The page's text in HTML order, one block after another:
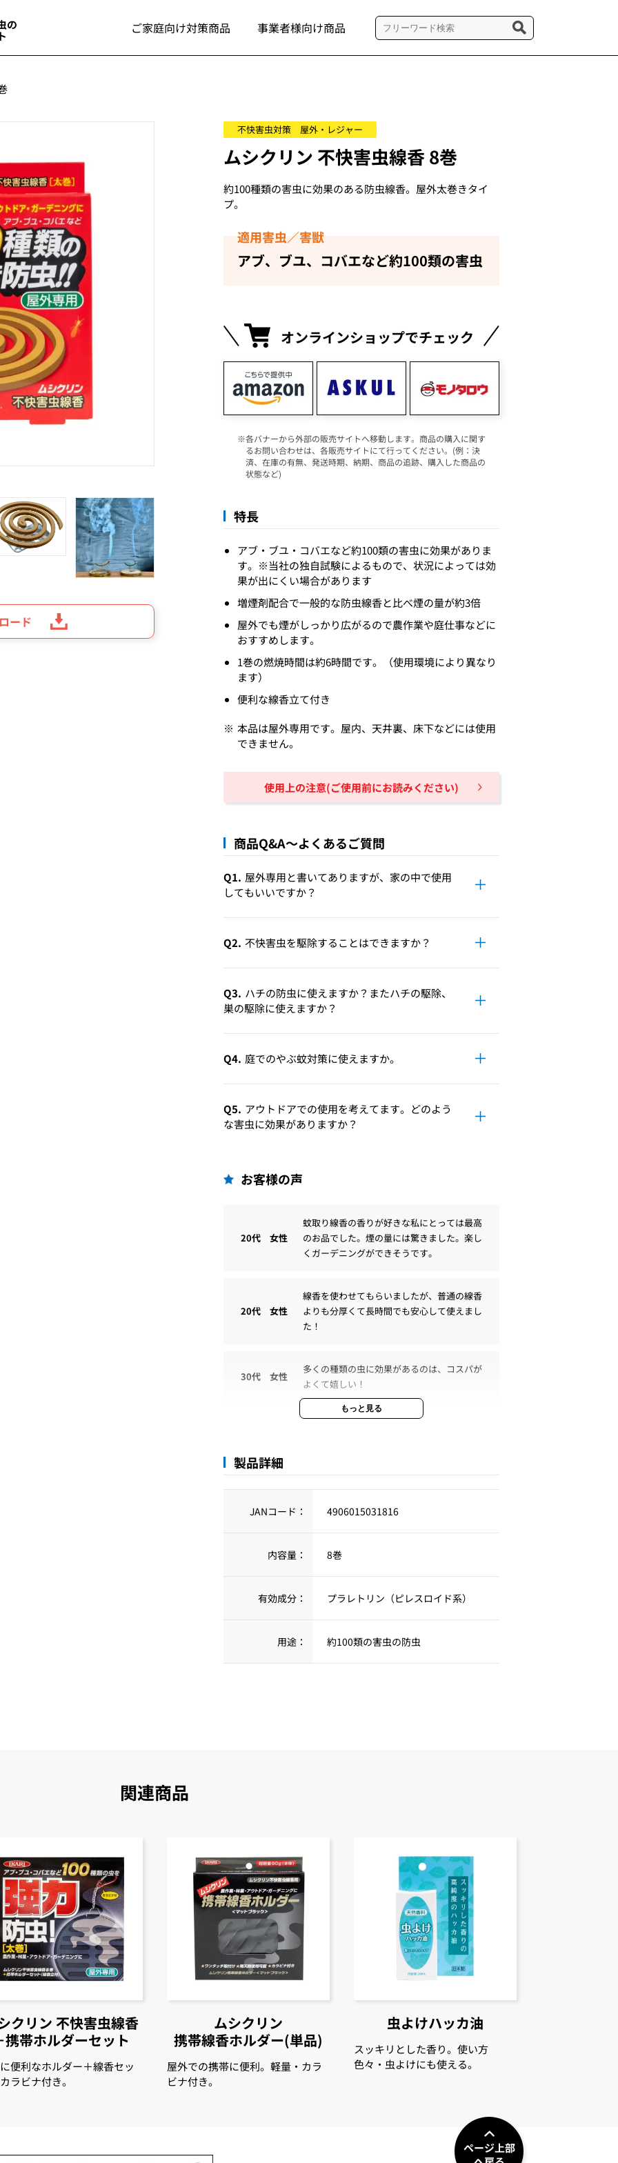
ご家庭向け対策商品 事業者様向け商品
ード
不快害虫対策 屋外・レジャー
ムシクリン 不快害虫線香 8巻
約100種類の害虫に効果のある防虫線香。屋外太巻きタイ
プ。
適用害虫／害獣
アブ、ブユ、コバエなど約100類の害虫
オンラインショップでチェック
各バナーから外部の販売サイトへ移動します。商品の購入に関す
るお問い合わせは、各販売サイトにて行ってください。(例：決
済、在庫の有無、発送時期、納期、商品の追跡、購入した商品の
状態など)
特長
アブ・ブユ・コバエなど約100類の害虫に効果がありま
す。※当社の独自試験によるもので、状況によっては効
果が出にくい場合があります
増煙剤配合で一般的な防虫線香と比べ煙の量が約3倍
屋外でも煙がしっかり広がるので農作業や庭仕事などに
おすすめします。
1巻の燃焼時間は約6時間です。（使用環境により異なり
ます）
便利な線香立て付き
本品は屋外専用です。屋内、天井裏、床下などには使用
できません。
使用上の注意(ご使用前にお読みください)
商品Q&A～よくあるご質問
Q1. 屋外専用と書いてありますが、家の中で使用
してもいいですか？
Q2. 不快害虫を駆除することはできますか？
Q3. ハチの防虫に使えますか？またハチの駆除、
巣の駆除に使えますか？
Q4. 庭でのやぶ蚊対策に使えますか。
Q5. アウトドアでの使用を考えてます。どのよう
な害虫に効果がありますか？
お客様の声
20代 女性
蚊取り線香の香りが好きな私にとっては最高
のお品でした。煙の量には驚きました。楽し
くガーデニングができそうです。
20代 女性
線香を使わせてもらいましたが、普通の線香
よりも分厚くて長時間でも安心して使えまし
た！
30代 女性
多くの種類の虫に効果があるのは、コスパが
よくて嬉しい！
30代 女性
もっと見る
製品詳細
JANコード： 4906015031816
内容量： 8巻
有効成分： プラレトリン（ピレスロイド系）
用途： 約100類の害虫の防虫
関連商品
クリン 不快害虫線香
携帯ホルダーセット
便利なホルダー＋線香セッ
ラビナ付き。
ムシクリン
携帯線香ホルダー(単品)
屋外での携帯に便利。軽量・カラ
ビナ付き。
虫よけハッカ油
スッキリとした香り。使い方
色々・虫よけにも使える。
ページ上部